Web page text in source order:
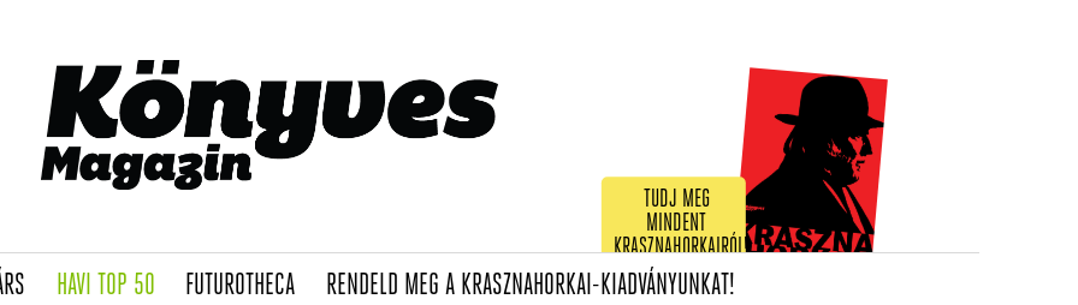
TUDJ MEG
MINDENT
KRASZNAHORKAIRÓL!
(CURRENT)
HAVI TOP 50(CURRENT)
FUTUROTHECA(CURRENT)
RENDELD MEG A KRASZNAHORKAI-KIADVÁNYUNKAT!(CURRENT)